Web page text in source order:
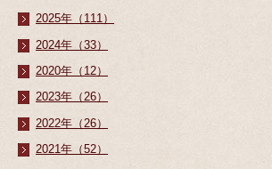
2025年（111）
2024年（33）
2020年（12）
2023年（26）
2022年（26）
2021年（52）